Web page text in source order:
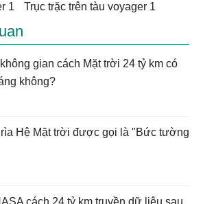
1
trục trặc trên tàu voyager 1
gian cách Mặt trời 24 tỷ km có
không?
rìa Hệ Mặt trời được gọi là "Bức tường